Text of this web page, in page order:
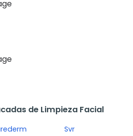
de Limpieza Facial
Svr